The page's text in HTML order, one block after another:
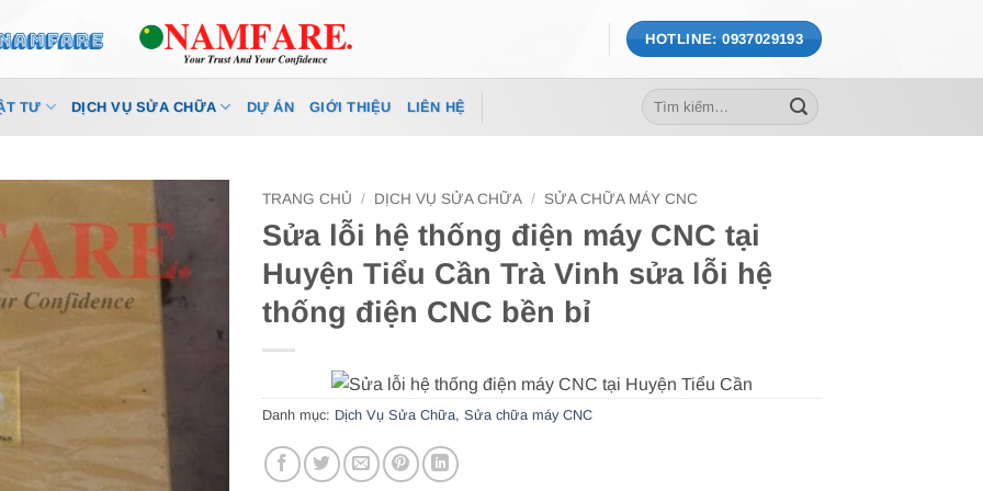
HOTLINE: 0937029193
TƯ DỊCH VỤ SỬA CHỮA DỰ ÁN GIỚI THIỆU LIÊN HỆ
Tìm
kiếm:
TRANG CHỦ / DỊCH VỤ SỬA CHỮA / SỬA CHỮA MÁY CNC
Sửa lỗi hệ thống điện máy CNC tại
Huyện Tiểu Cần Trà Vinh sửa lỗi hệ
thống điện CNC bền bỉ
Danh mục: Dịch Vụ Sửa Chữa, Sửa chữa máy CNC